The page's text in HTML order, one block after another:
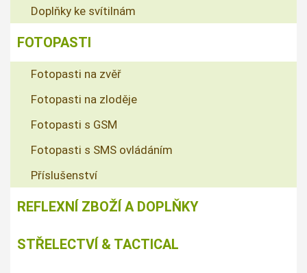
Doplňky ke svítilnám
FOTOPASTI
Fotopasti na zvěř
Fotopasti na zloděje
Fotopasti s GSM
Fotopasti s SMS ovládáním
Příslušenství
REFLEXNÍ ZBOŽÍ A DOPLŇKY
STŘELECTVÍ & TACTICAL